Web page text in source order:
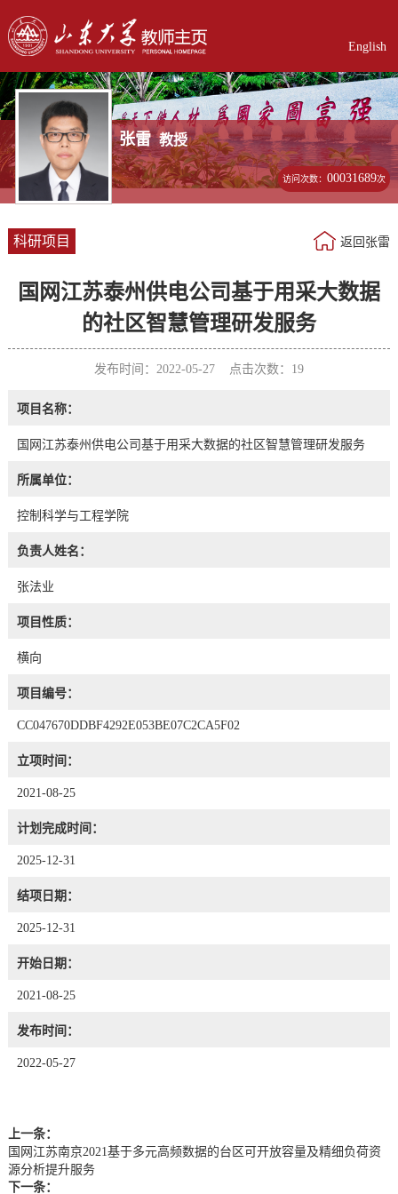
English
张雷 教授
访问次数：00031689次
科研项目 返回张雷
国网江苏泰州供电公司基于用采大数据
的社区智慧管理研发服务
发布时间：2022-05-27 点击次数： 19
项目名称：
国网江苏泰州供电公司基于用采大数据的社区智慧管理研发服务
所属单位：
控制科学与工程学院
负责人姓名：
张法业
项目性质：
横向
项目编号：
CC047670DDBF4292E053BE07C2CA5F02
立项时间：
2021-08-25
计划完成时间：
2025-12-31
结项日期：
2025-12-31
开始日期：
2021-08-25
发布时间：
2022-05-27
上一条：
国网江苏南京2021基于多元高频数据的台区可开放容量及精细负荷资
源分析提升服务
下一条：